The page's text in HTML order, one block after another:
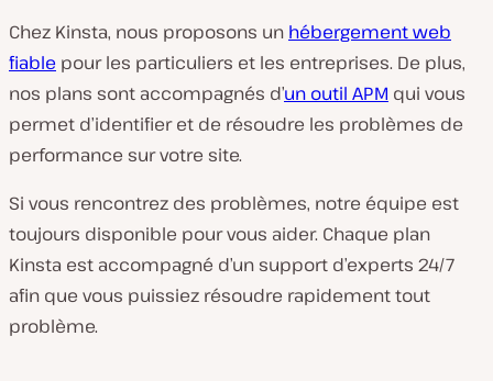
Chez Kinsta, nous proposons un hébergement web
fiable pour les particuliers et les entreprises. De plus,
nos plans sont accompagnés d’un outil APM qui vous
permet d’identifier et de résoudre les problèmes de
performance sur votre site.
Si vous rencontrez des problèmes, notre équipe est
toujours disponible pour vous aider. Chaque plan
Kinsta est accompagné d’un support d’experts 24/7
afin que vous puissiez résoudre rapidement tout
problème.